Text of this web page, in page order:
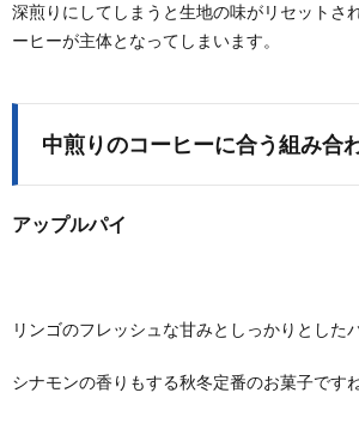
深煎りにしてしまうと生地の味がリセットさ
ーヒーが主体となってしまいます。
中煎りのコーヒーに合う組み合
アップルパイ
リンゴのフレッシュな甘みとしっかりとした
シナモンの香りもする秋冬定番のお菓子ですね